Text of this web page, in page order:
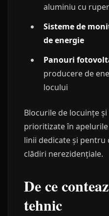
aluminiu cu
Sisteme de
de energie
Panouri
producere de
locului
Blocurile de locuințe
prioritizate în
linii dedicate și pentru
clădiri nerezidențiale.
De ce
tehnic